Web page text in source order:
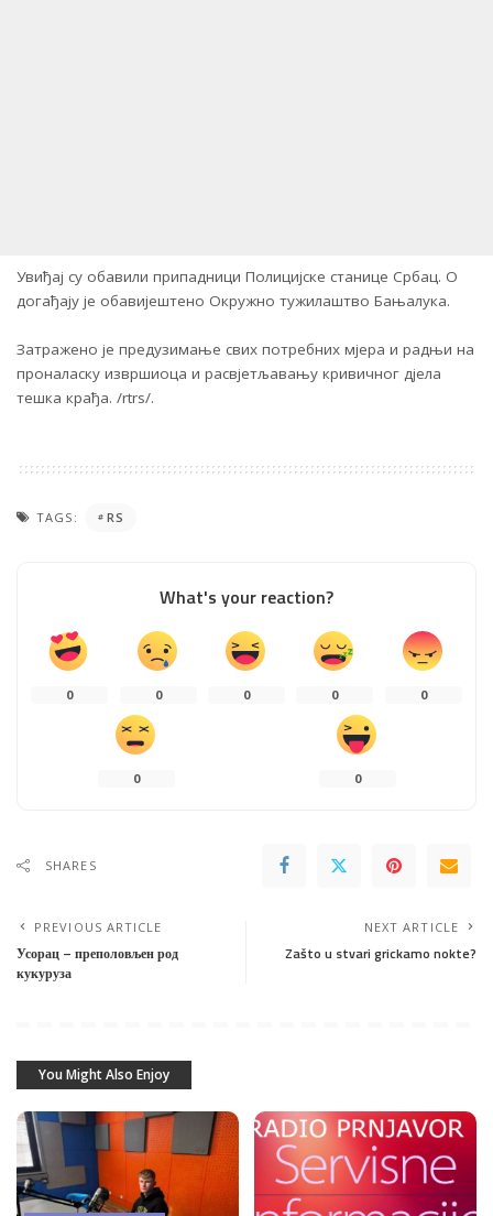
Увиђај су обавили припадници Полицијске станице Србац. О
догађају је обавијештено Окружно тужилаштво Бањалука.
Затражено је предузимање свих потребних мјера и радњи на
проналаску извршиоца и расвјетљавању кривичног дјела
тешка крађа. /rtrs/.
TAGS: RS
What's your reaction?
0 0 0 0 0
0 0
SHARES
PREVIOUS ARTICLE
Усорац – преполовљен род
кукуруза
NEXT ARTICLE
Zašto u stvari grickamo nokte?
You Might Also Enjoy